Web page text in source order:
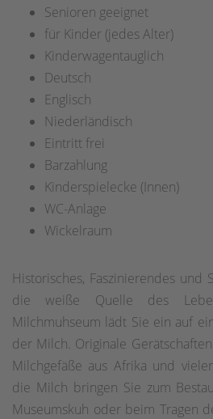
Senioren geeignet
für Kinder (jedes Alter)
Kinderwagentauglich
Deutsch
Englisch
Niederländisch
Eintritt frei
Barzahlung
Kinderspielecke (Innen)
WC-Anlage
Wickelraum
Historisches, Faszinierendes und
die weiße Quelle des
Milchmuhseum lädt Sie ein auf
der Milch. Originale
Milchgefäße aus Afrika und
die Milch bringen Sie zum
Museumskuh oder beim Tragen